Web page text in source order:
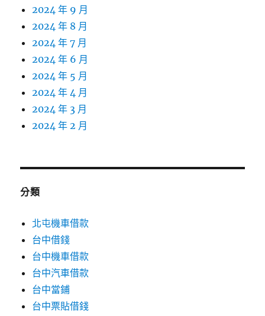
2024 年 9 月
2024 年 8 月
2024 年 7 月
2024 年 6 月
2024 年 5 月
2024 年 4 月
2024 年 3 月
2024 年 2 月
分類
北屯機車借款
台中借錢
台中機車借款
台中汽車借款
台中當鋪
台中票貼借錢